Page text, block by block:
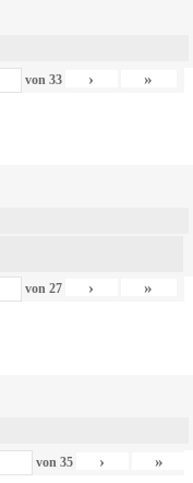
von 33 › »
von 27 › »
von 35 › »